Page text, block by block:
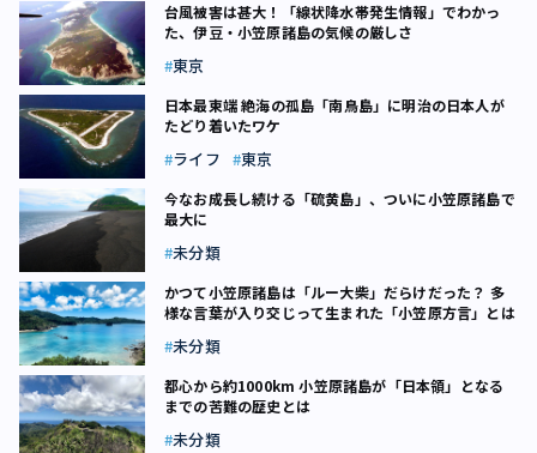
台風被害は甚大！「線状降水帯発生情報」でわかっ
た、伊豆・小笠原諸島の気候の厳しさ
東京
日本最東端 絶海の孤島「南鳥島」に明治の日本人が
たどり着いたワケ
ライフ 東京
今なお成長し続ける「硫黄島」、ついに小笠原諸島で
最大に
未分類
かつて小笠原諸島は「ルー大柴」だらけだった？ 多
様な言葉が入り交じって生まれた「小笠原方言」とは
未分類
都心から約1000km 小笠原諸島が「日本領」となる
までの苦難の歴史とは
未分類